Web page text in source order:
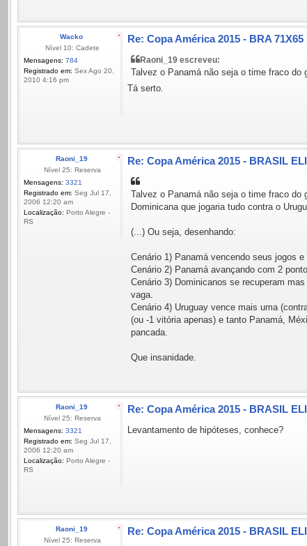
Wacko
Nível 10: Cadete
Mensagens: 784
Registrado em: Sex Ago 20,
2010 4:16 pm
Re: Copa América 2015 - BRA
Raoni_19 escreveu:
Talvez o Panamá não seja o time fraco do
Tá serto.
Raoni_19
Nível 25: Reserva
Mensagens: 3321
Registrado em: Seg Jul 17,
2006 12:20 am
Localização: Porto Alegre -
RS
Re: Copa América 2015 - BRASIL
Talvez o Panamá não seja o time fraco do
Dominicana que jogaria tudo contra o
(...) Ou seja, desenhando:
Cenário 1) Panamá vencendo seus jogos
Cenário 2) Panamá avançando com 2
Cenário 3) Dominicanos se recuperam
vaga.
Cenário 4) Uruguay vence mais uma
(ou -1 vitória apenas) e tanto Panamá,
pancada.
Que insanidade.
Raoni_19
Nível 25: Reserva
Mensagens: 3321
Registrado em: Seg Jul 17,
2006 12:20 am
Localização: Porto Alegre -
RS
Re: Copa América 2015 - BRASIL
Levantamento de hipóteses, conhece?
Raoni_19
Nível 25: Reserva
Re: Copa América 2015 - BRASIL